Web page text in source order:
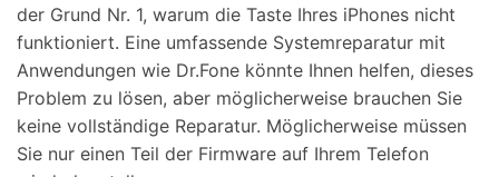
der Grund Nr. 1, warum die Taste Ihres iPhones nicht
funktioniert. Eine umfassende Systemreparatur mit
Anwendungen wie Dr.Fone könnte Ihnen helfen, dieses
Problem zu lösen, aber möglicherweise brauchen Sie
keine vollständige Reparatur. Möglicherweise müssen
Sie nur einen Teil der Firmware auf Ihrem Telefon